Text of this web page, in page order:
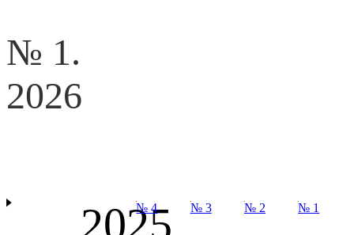
№ 1.
2026
2025
№ 4 № 3 № 2 № 1